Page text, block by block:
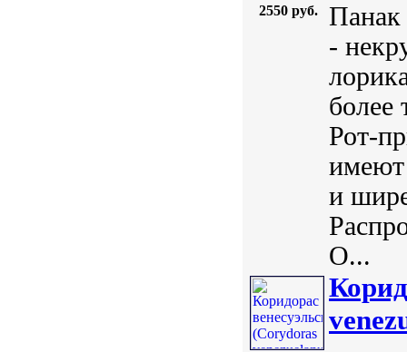
2550 руб.
Панак
-
более
Рот-
имеют
и
О...